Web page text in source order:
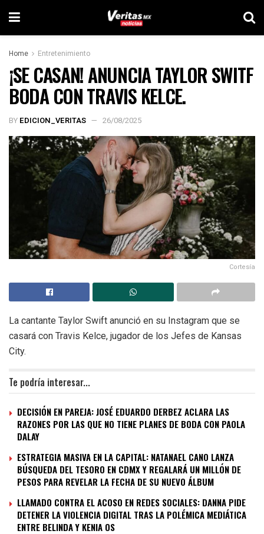
Home Entretenimiento
¡SE CASAN! ANUNCIA TAYLOR SWITF
BODA CON TRAVIS KELCE.
BY EDICION_VERITAS 26/08/2025
Cortesía
La cantante Taylor Swift anunció en su Instagram que se
casará con Travis Kelce, jugador de los Jefes de Kansas
City.
Te podría interesar...
DECISIÓN EN PAREJA: JOSÉ EDUARDO DERBEZ ACLARA LAS
RAZONES POR LAS QUE NO TIENE PLANES DE BODA CON PAOLA
DALAY
ESTRATEGIA MASIVA EN LA CAPITAL: NATANAEL CANO LANZA
BÚSQUEDA DEL TESORO EN CDMX Y REGALARÁ UN MILLÓN DE
PESOS PARA REVELAR LA FECHA DE SU NUEVO ÁLBUM
LLAMADO CONTRA EL ACOSO EN REDES SOCIALES: DANNA PIDE
DETENER LA VIOLENCIA DIGITAL TRAS LA POLÉMICA MEDIÁTICA
ENTRE BELINDA Y KENIA OS